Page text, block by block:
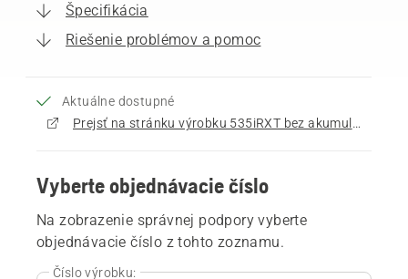
Špecifikácia
Riešenie problémov a pomoc
Aktuálne dostupné
Prejsť na stránku výrobku 535iRXT bez akumulátora a nabíjačky
Vyberte objednávacie číslo
Na zobrazenie správnej podpory vyberte
objednávacie číslo z tohto zoznamu.
Číslo výrobku: